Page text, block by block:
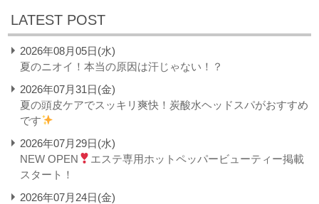
LATEST POST
2026年08月05日(水)
夏のニオイ！本当の原因は汗じゃない！？
2026年07月31日(金)
夏の頭皮ケアでスッキリ爽快！炭酸水ヘッドスパがおすすめ
です
2026年07月29日(水)
NEW OPEN
エステ専用ホットペッパービューティー掲載
スタート！
2026年07月24日(金)